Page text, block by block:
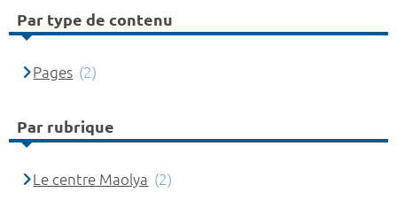
Par type de contenu
Pages (2)
Par rubrique
Le centre Maolya (2)